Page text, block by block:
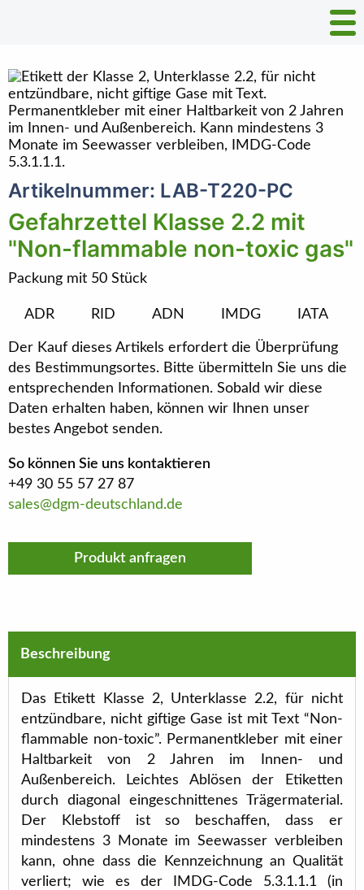
Artikelnummer: LAB-T220-PC
Gefahrzettel Klasse 2.2 mit
"Non-flammable non-toxic gas"
Packung mit 50 Stück
ADR RID ADN IMDG IATA
Der Kauf dieses Artikels erfordert die Überprüfung
des Bestimmungsortes. Bitte übermitteln Sie uns die
entsprechenden Informationen. Sobald wir diese
Daten erhalten haben, können wir Ihnen unser
bestes Angebot senden.
So können Sie uns kontaktieren
+49 30 55 57 27 87
sales@dgm-deutschland.de
Produkt anfragen
Beschreibung
Das Etikett Klasse 2, Unterklasse 2.2, für nicht
entzündbare, nicht giftige Gase ist mit Text “Non-
flammable non-toxic”. Permanentkleber mit einer
Haltbarkeit von 2 Jahren im Innen- und
Außenbereich. Leichtes Ablösen der Etiketten
durch diagonal eingeschnittenes Trägermaterial.
Der Klebstoff ist so beschaffen, dass er
mindestens 3 Monate im Seewasser verbleiben
kann, ohne dass die Kennzeichnung an Qualität
verliert; wie es der IMDG-Code 5.3.1.1.1 (in